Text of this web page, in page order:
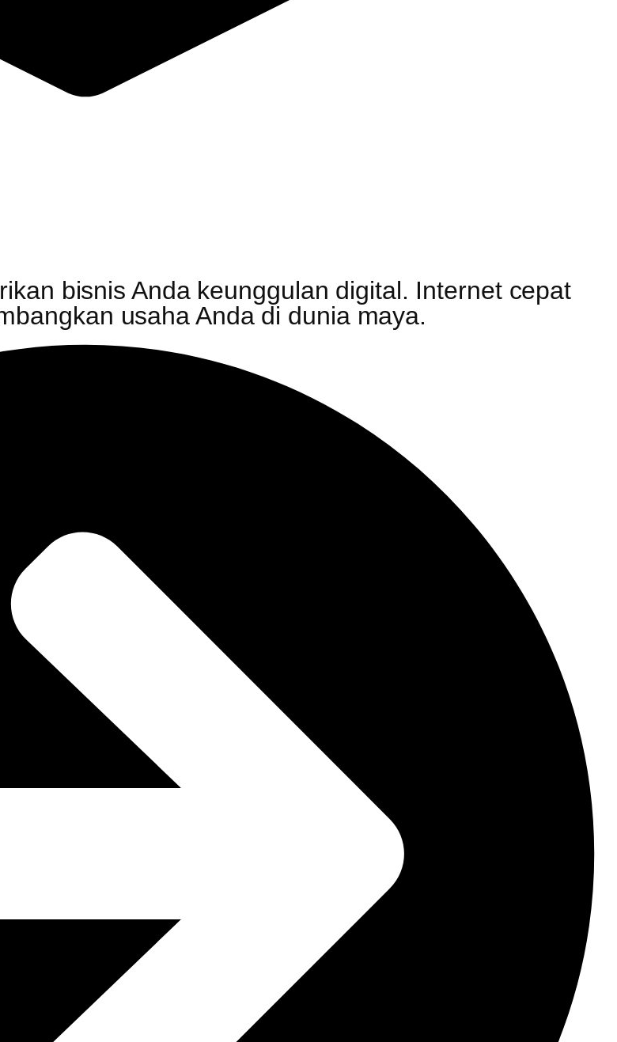
bisnis Anda keunggulan digital. Internet cepat
usaha Anda di dunia maya.